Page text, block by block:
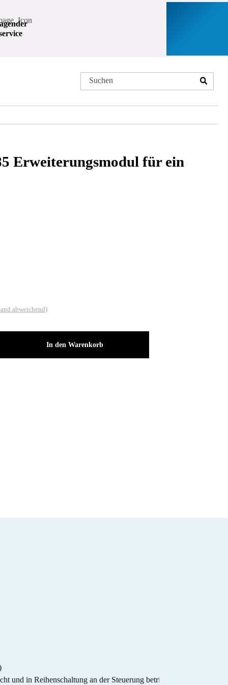
Erweiterungsmodul für ein
abweichend)
In den Warenkorb
in Reihenschaltung an der Steuerung betrieben werden